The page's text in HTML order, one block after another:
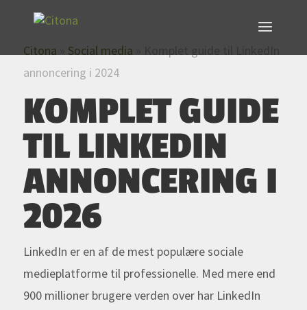
Citona Social media
annoncering i 2024
KOMPLET GUIDE
TIL LINKEDIN
ANNONCERING I
2026
LinkedIn er en af de mest populære sociale
medieplatforme til professionelle. Med mere end
900 millioner brugere verden over har LinkedIn